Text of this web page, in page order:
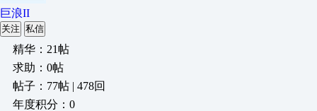
巨浪II
关注 私信
精华：21帖
求助：0帖
帖子：77帖 | 478回
年度积分：0